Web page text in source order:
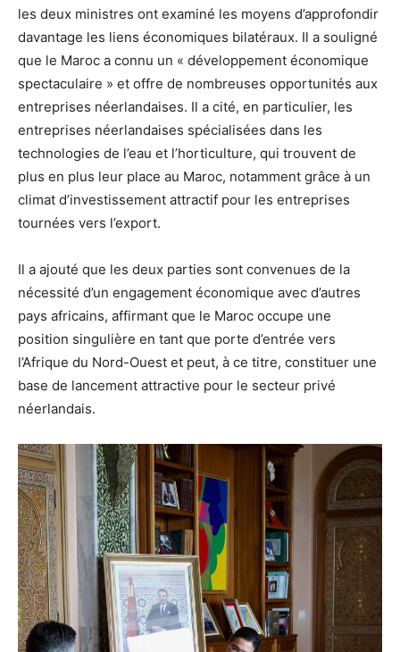
les deux ministres ont examiné les moyens d’approfondir
davantage les liens économiques bilatéraux. Il a souligné
que le Maroc a connu un « développement économique
spectaculaire » et offre de nombreuses opportunités aux
entreprises néerlandaises. Il a cité, en particulier, les
entreprises néerlandaises spécialisées dans les
technologies de l’eau et l’horticulture, qui trouvent de
plus en plus leur place au Maroc, notamment grâce à un
climat d’investissement attractif pour les entreprises
tournées vers l’export.
Il a ajouté que les deux parties sont convenues de la
nécessité d’un engagement économique avec d’autres
pays africains, affirmant que le Maroc occupe une
position singulière en tant que porte d’entrée vers
l’Afrique du Nord-Ouest et peut, à ce titre, constituer une
base de lancement attractive pour le secteur privé
néerlandais.